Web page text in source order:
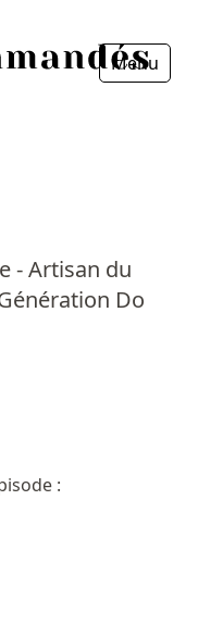
Menu
- Artisan du
Do
:
Fermer